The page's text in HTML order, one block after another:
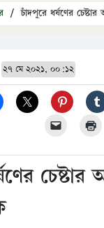
/ চাঁদপুরে ধর্ষণের
২৭ মে ২০২১, ০০:১২